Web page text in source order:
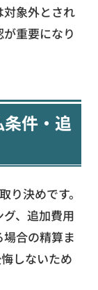
象外とされ
重要になり
条件・追
決めです。
、追加費用
合の精算ま
しないため